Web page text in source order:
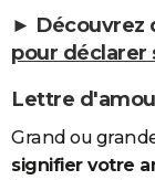
► Découvrez
pour déclarer
Lettre
Grand ou
signifier votre